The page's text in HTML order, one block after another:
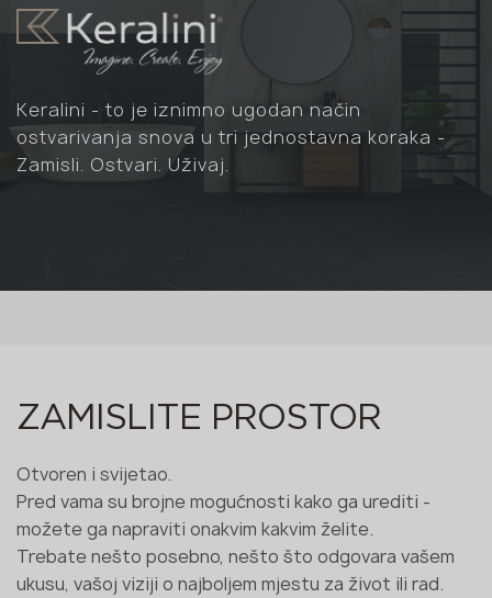
Keralini - to je iznimno ugodan način
ostvarivanja snova u tri jednostavna koraka -
Zamisli. Ostvari. Uživaj.
ZAMISLITE PROSTOR
Otvoren i svijetao.
Pred vama su brojne mogućnosti kako ga urediti -
možete ga napraviti onakvim kakvim želite.
Trebate nešto posebno, nešto što odgovara vašem
ukusu, vašoj viziji o najboljem mjestu za život ili rad.